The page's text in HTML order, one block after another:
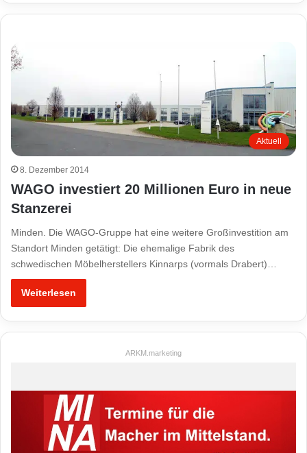
Aktuell
8. Dezember 2014
WAGO investiert 20 Millionen Euro in neue
Stanzerei
Minden. Die WAGO-Gruppe hat eine weitere Großinvestition am
Standort Minden getätigt: Die ehemalige Fabrik des
schwedischen Möbelherstellers Kinnarps (vormals Drabert)…
Weiterlesen
ARKM.marketing